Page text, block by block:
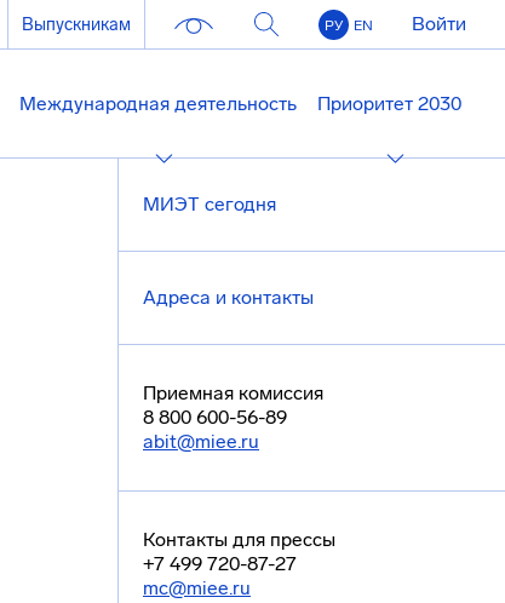
Выпускникам РУ EN Войти
Международная деятельность Приоритет 2030
МИЭТ сегодня
Адреса и контакты
Приемная комиссия
8 800 600-56-89
abit@miee.ru
Контакты для прессы
+7 499 720-87-27
mc@miee.ru